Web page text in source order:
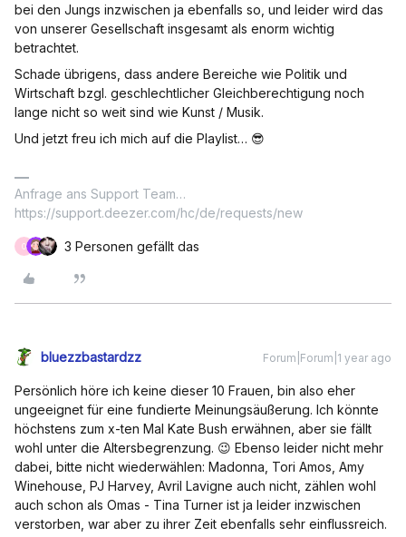
bei den Jungs inzwischen ja ebenfalls so, und leider wird das
von unserer Gesellschaft insgesamt als enorm wichtig
betrachtet.
Schade übrigens, dass andere Bereiche wie Politik und
Wirtschaft bzgl. geschlechtlicher Gleichberechtigung noch
lange nicht so weit sind wie Kunst / Musik.
Und jetzt freu ich mich auf die Playlist… 😎
Anfrage ans Support Team…
https://support.deezer.com/hc/de/requests/new
O 3 Personen gefällt das
bluezzbastardzz Forum|Forum|1 year ago
Persönlich höre ich keine dieser 10 Frauen, bin also eher
ungeeignet für eine fundierte Meinungsäußerung. Ich könnte
höchstens zum x-ten Mal Kate Bush erwähnen, aber sie fällt
wohl unter die Altersbegrenzung. 😉 Ebenso leider nicht mehr
dabei, bitte nicht wiederwählen: Madonna, Tori Amos, Amy
Winehouse, PJ Harvey, Avril Lavigne auch nicht, zählen wohl
auch schon als Omas - Tina Turner ist ja leider inzwischen
verstorben, war aber zu ihrer Zeit ebenfalls sehr einflussreich.